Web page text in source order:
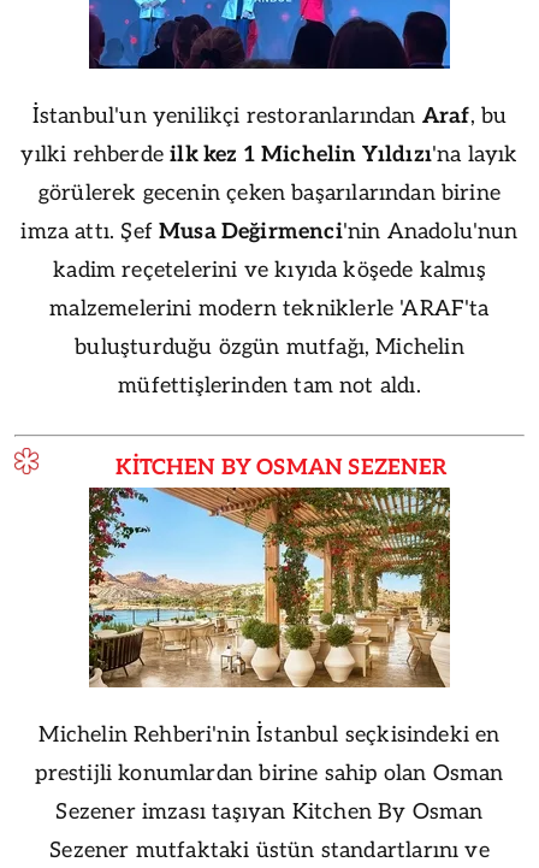
İstanbul'un yenilikçi restoranlarından Araf, bu
yılki rehberdeilk kez 1 Michelin Yıldızı'na layık
görülerek gecenin çeken başarılarından birine
imza attı. ŞefMusa Değirmenci'nin Anadolu'nun
kadim reçetelerini ve kıyıda köşede kalmış
malzemelerini modern tekniklerle 'ARAF'ta
buluşturduğu özgün mutfağı, Michelin
müfettişlerinden tam not aldı.
KİTCHEN BY OSMAN SEZENER
Michelin Rehberi'nin İstanbul seçkisindeki en
prestijli konumlardan birine sahip olan Osman
Sezener imzası taşıyan Kitchen By Osman
Sezener mutfaktaki üstün standartlarını ve